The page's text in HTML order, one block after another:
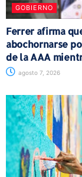
GOBIERNO
Ferrer afirma
abochornarse
de la AAA
agosto 7, 2026